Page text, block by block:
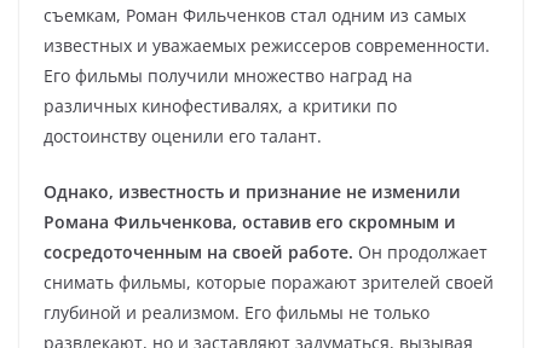
съемкам, Роман Фильченков стал одним из самых
известных и уважаемых режиссеров современности.
Его фильмы получили множество наград на
различных кинофестивалях, а критики по
достоинству оценили его талант.
Однако, известность и признание не изменили
Романа Фильченкова, оставив его скромным и
сосредоточенным на своей работе. Он продолжает
снимать фильмы, которые поражают зрителей своей
глубиной и реализмом. Его фильмы не только
развлекают, но и заставляют задуматься, вызывая